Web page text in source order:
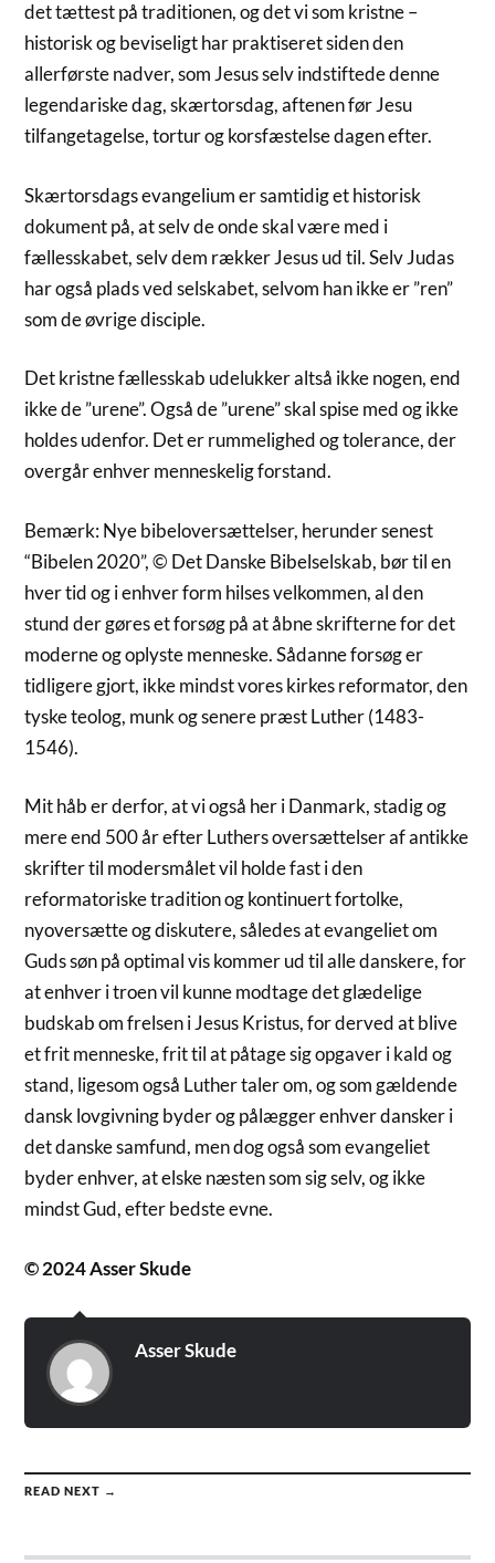
det tættest på traditionen, og det vi som kristne –
historisk og beviseligt har praktiseret siden den
allerførste nadver, som Jesus selv indstiftede denne
legendariske dag, skærtorsdag, aftenen før Jesu
tilfangetagelse, tortur og korsfæstelse dagen efter.
Skærtorsdags evangelium er samtidig et historisk
dokument på, at selv de onde skal være med i
fællesskabet, selv dem rækker Jesus ud til. Selv Judas
har også plads ved selskabet, selvom han ikke er ”ren”
som de øvrige disciple.
Det kristne fællesskab udelukker altså ikke nogen, end
ikke de ”urene”. Også de ”urene” skal spise med og ikke
holdes udenfor. Det er rummelighed og tolerance, der
overgår enhver menneskelig forstand.
Bemærk: Nye bibeloversættelser, herunder senest
“Bibelen 2020”, © Det Danske Bibelselskab, bør til en
hver tid og i enhver form hilses velkommen, al den
stund der gøres et forsøg på at åbne skrifterne for det
moderne og oplyste menneske. Sådanne forsøg er
tidligere gjort, ikke mindst vores kirkes reformator, den
tyske teolog, munk og senere præst Luther (1483-
1546).
Mit håb er derfor, at vi også her i Danmark, stadig og
mere end 500 år efter Luthers oversættelser af antikke
skrifter til modersmålet vil holde fast i den
reformatoriske tradition og kontinuert fortolke,
nyoversætte og diskutere, således at evangeliet om
Guds søn på optimal vis kommer ud til alle danskere, for
at enhver i troen vil kunne modtage det glædelige
budskab om frelsen i Jesus Kristus, for derved at blive
et frit menneske, frit til at påtage sig opgaver i kald og
stand, ligesom også Luther taler om, og som gældende
dansk lovgivning byder og pålægger enhver dansker i
det danske samfund, men dog også som evangeliet
byder enhver, at elske næsten som sig selv, og ikke
mindst Gud, efter bedste evne.
© 2024 Asser Skude
Asser Skude
READ NEXT →